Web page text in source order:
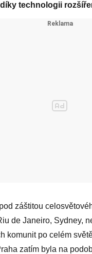
technologii
záštitou
de Janeiro, Sydney,
komunit po celém
zatím byla na